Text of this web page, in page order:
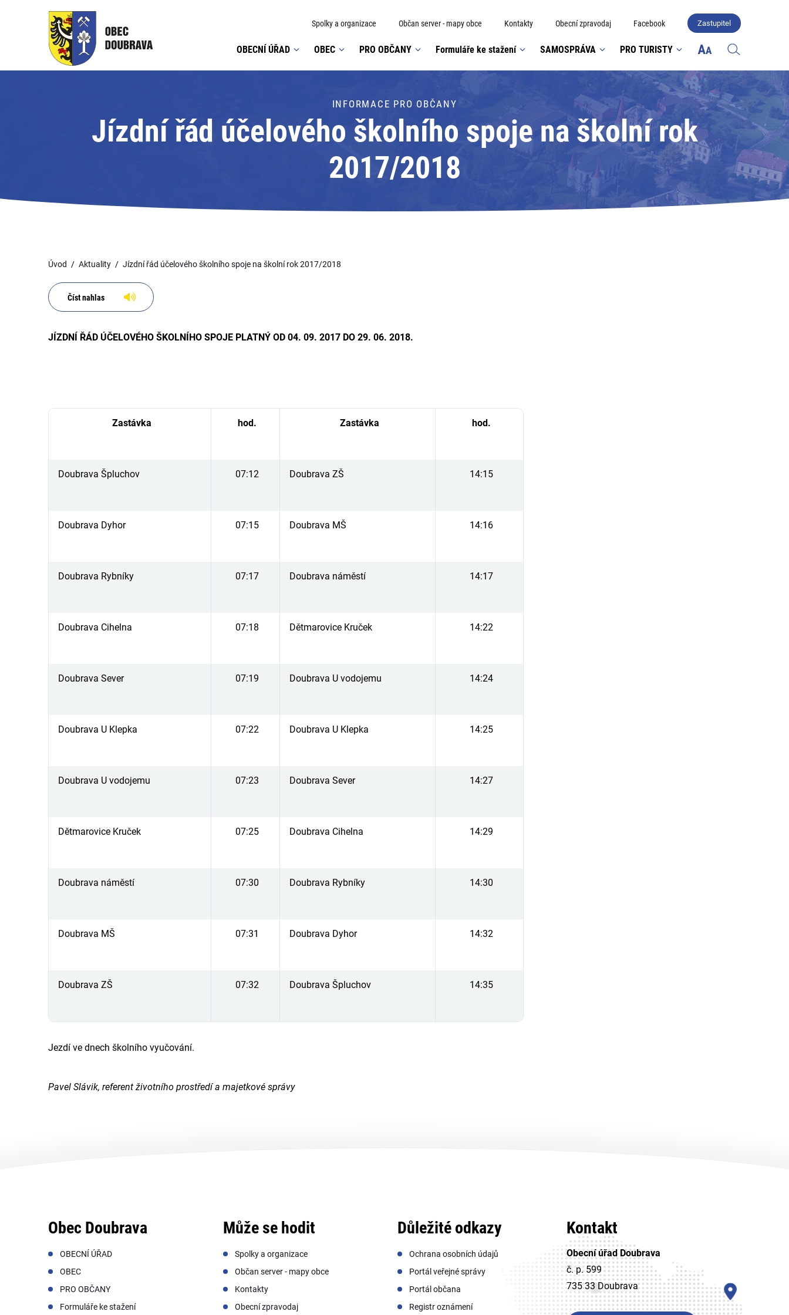
Spolky a organizace Občan server - mapy obce Kontakty Obecní zpravodaj Facebook Zastupitel
OBECNÍ ÚŘAD OBEC PRO OBČANY Formuláře ke stažení SAMOSPRÁVA PRO TURISTY
INFORMACE PRO OBČANY
Jízdní řád účelového školního spoje na školní rok
2017/2018
Úvod Aktuality Jízdní řád účelového školního spoje na školní rok 2017/2018
Číst nahlas
JÍZDNÍ ŘÁD ÚČELOVÉHO ŠKOLNÍHO SPOJE PLATNÝ OD 04. 09. 2017 DO 29. 06. 2018.
Zastávka hod. Zastávka hod.
Doubrava Špluchov 07:12 Doubrava ZŠ 14:15
Doubrava Dyhor 07:15 Doubrava MŠ 14:16
Doubrava Rybníky 07:17 Doubrava náměstí 14:17
Doubrava Cihelna 07:18 Dětmarovice Kruček 14:22
Doubrava Sever 07:19 Doubrava U vodojemu 14:24
Doubrava U Klepka 07:22 Doubrava U Klepka 14:25
Doubrava U vodojemu 07:23 Doubrava Sever 14:27
Dětmarovice Kruček 07:25 Doubrava Cihelna 14:29
Doubrava náměstí 07:30 Doubrava Rybníky 14:30
Doubrava MŠ 07:31 Doubrava Dyhor 14:32
Doubrava ZŠ 07:32 Doubrava Špluchov 14:35
Jezdí ve dnech školního vyučování.
Pavel Slávik, referent životního prostředí a majetkové správy
Obec Doubrava
OBECNÍ ÚŘAD
OBEC
PRO OBČANY
Formuláře ke stažení
Může se hodit
Spolky a organizace
Občan server - mapy obce
Kontakty
Obecní zpravodaj
Důležité odkazy
Ochrana osobních údajů
Portál veřejné správy
Portál občana
Registr oznámení
Kontakt
Obecní úřad Doubrava
č. p. 599
735 33 Doubrava